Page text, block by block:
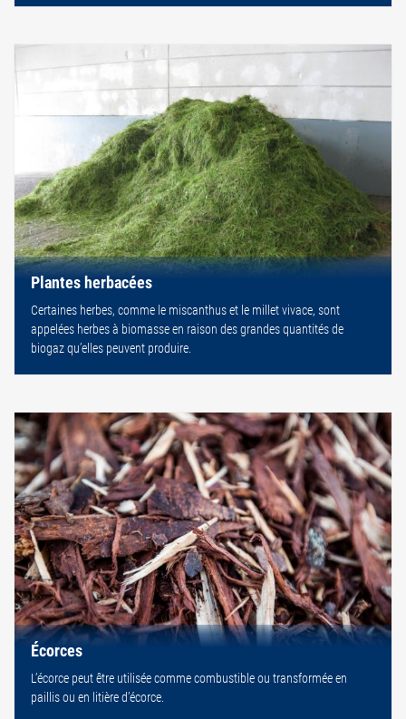
Plantes herbacées
Certaines herbes, comme le miscanthus et le millet vivace, sont
appelées herbes à biomasse en raison des grandes quantités de
biogaz qu’elles peuvent produire.
Écorces
L’écorce peut être utilisée comme combustible ou transformée en
paillis ou en litière d’écorce.